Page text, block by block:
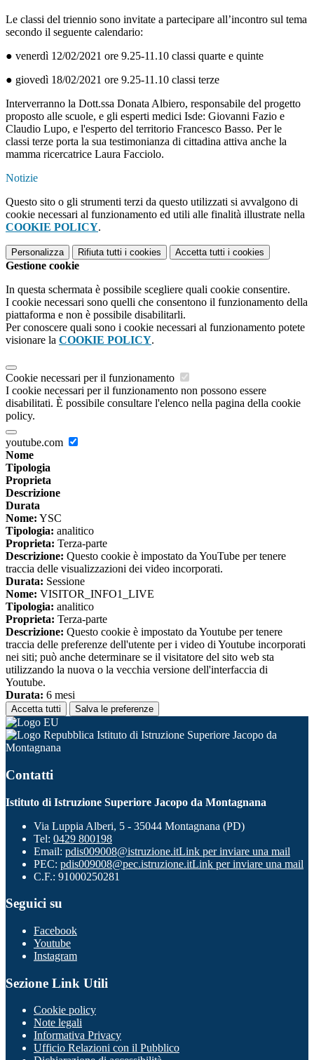
Le classi del triennio sono invitate a partecipare all’incontro sul tema
secondo il seguente calendario:
● venerdì 12/02/2021 ore 9.25-11.10 classi quarte e quinte
● giovedì 18/02/2021 ore 9.25-11.10 classi terze
Interverranno la Dott.ssa Donata Albiero, responsabile del progetto
proposto alle scuole, e gli esperti medici Isde: Giovanni Fazio e
Claudio Lupo, e l'esperto del territorio Francesco Basso. Per le
classi terze porta la sua testimonianza di cittadina attiva anche la
mamma ricercatrice Laura Facciolo.
Notizie
Questo sito o gli strumenti terzi da questo utilizzati si avvalgono di
cookie necessari al funzionamento ed utili alle finalità illustrate nella
COOKIE POLICY.
Personalizza Rifiuta tutti i cookies Accetta tutti i cookies
Gestione cookie
In questa schermata è possibile scegliere quali cookie consentire.
I cookie necessari sono quelli che consentono il funzionamento della
piattaforma e non è possibile disabilitarli.
Per conoscere quali sono i cookie necessari al funzionamento potete
visionare la COOKIE POLICY.
Cookie necessari per il funzionamento
I cookie necessari per il funzionamento non possono essere
disabilitati. È possibile consultare l'elenco nella pagina della cookie
policy.
youtube.com
Nome
Tipologia
Proprieta
Descrizione
Durata
Nome: YSC
Tipologia: analitico
Proprieta: Terza-parte
Descrizione: Questo cookie è impostato da YouTube per tenere
traccia delle visualizzazioni dei video incorporati.
Durata: Sessione
Nome: VISITOR_INFO1_LIVE
Tipologia: analitico
Proprieta: Terza-parte
Descrizione: Questo cookie è impostato da Youtube per tenere
traccia delle preferenze dell'utente per i video di Youtube incorporati
nei siti; può anche determinare se il visitatore del sito web sta
utilizzando la nuova o la vecchia versione dell'interfaccia di
Youtube.
Durata: 6 mesi
Accetta tutti Salva le preferenze
Istituto di Istruzione Superiore Jacopo da
Montagnana
Contatti
Istituto di Istruzione Superiore Jacopo da Montagnana
Via Luppia Alberi, 5 - 35044 Montagnana (PD)
Tel: 0429 800198
Email: pdis009008@istruzione.itLink per inviare una mail
PEC: pdis009008@pec.istruzione.itLink per inviare una mail
C.F.: 91000250281
Seguici su
Facebook
Youtube
Instagram
Sezione Link Utili
Cookie policy
Note legali
Informativa Privacy
Ufficio Relazioni con il Pubblico